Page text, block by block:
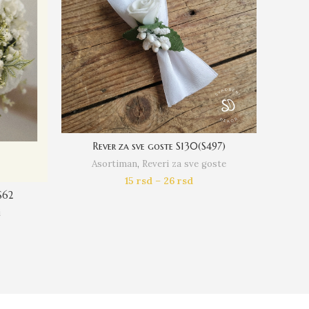
Rever za sve goste S130(S497)
Asortiman, Reveri za sve goste
15 rsd – 26 rsd